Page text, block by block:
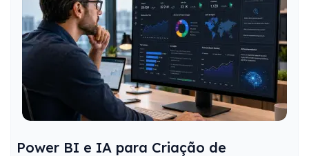
Power BI e IA para Criação de